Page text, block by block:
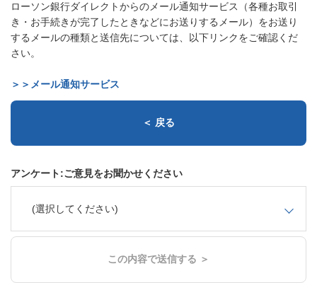
ローソン銀行ダイレクトからのメール通知サービス（各種お取引
き・お手続きが完了したときなどにお送りするメール）をお送り
するメールの種類と送信先については、以下リンクをご確認くだ
さい。
＞＞メール通知サービス
＜ 戻る
アンケート:ご意見をお聞かせください
(選択してください)
この内容で送信する ＞